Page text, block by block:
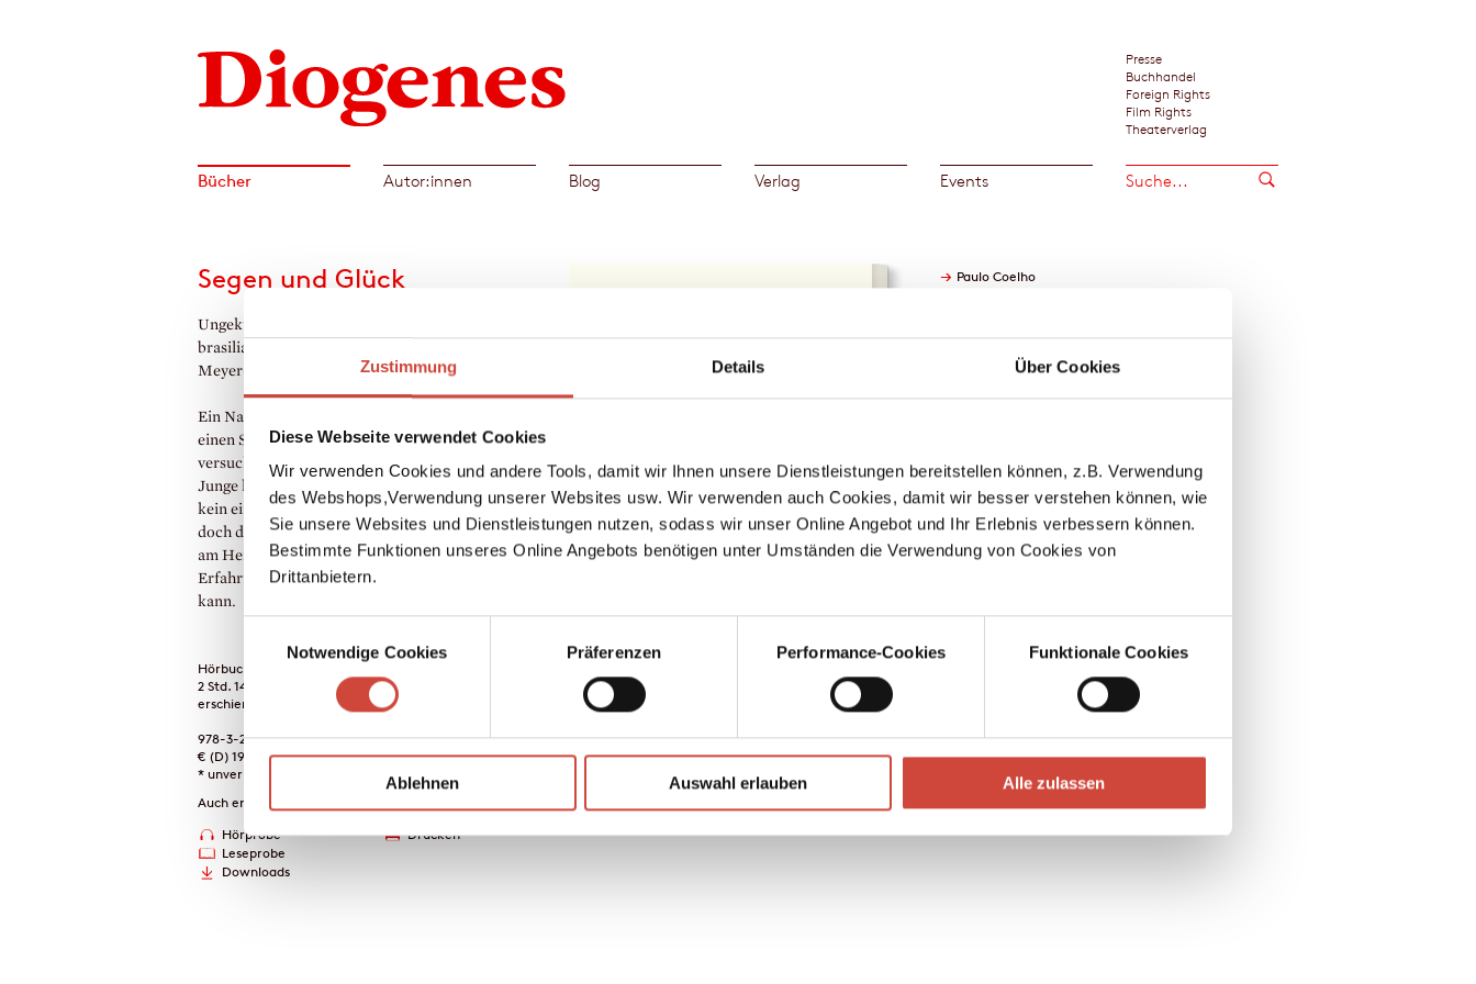
Zustimmung Details Über Cookies
Diese Webseite verwendet Cookies
Wir verwenden Cookies und andere Tools, damit wir Ihnen unsere Dienstleistungen bereitstellen können, z.B. Verwendung
des Webshops,Verwendung unserer Websites usw. Wir verwenden auch Cookies, damit wir besser verstehen können, wie
Sie unsere Websites und Dienstleistungen nutzen, sodass wir unser Online Angebot und Ihr Erlebnis verbessern können.
Bestimmte Funktionen unseres Online Angebots benötigen unter Umständen die Verwendung von Cookies von
Drittanbietern.
Notwendige Cookies
Präferenzen Performance-Cookies Funktionale Cookies
Ablehnen Auswahl erlauben Alle zulassen
Presse
Buchhandel
Foreign Rights
Film Rights
Theaterverlag
Bücher Autor:innen Blog Verlag Events
Segen und Glück
Ungekürzt gelesen von Sven Görtz. Aus dem
brasilianischen Portugiesisch von Maralde
Meyer-Minnemann
Ein Nachtfalter verliebt sich hoffnungslos in
einen Stern am Himmel. Als er ihn zu erreichen
versucht, entdeckt er die Schönheit der Welt. Ein
Junge kommt zur Weihnachtsmesse. Er kennt
kein einziges Gebet – und lehrt die Gemeinde
doch die Sprache Gottes. In einem Schneesturm
am Heiligen Abend macht ein Mensch die
Erfahrung, dass er das Gute nicht erzwingen
kann.
Hörbuch-Download
2 Std. 14 Min.
erschienen am 24. September 2025
978-3-257-69640-0
€ (D) 19.95 / sFr 26.00* / € (A) 19.95
* unverb. Preisempfehlung
Auch erhältlich als
Hörprobe
Leseprobe
Downloads
Drucken
→ Paulo Coelho